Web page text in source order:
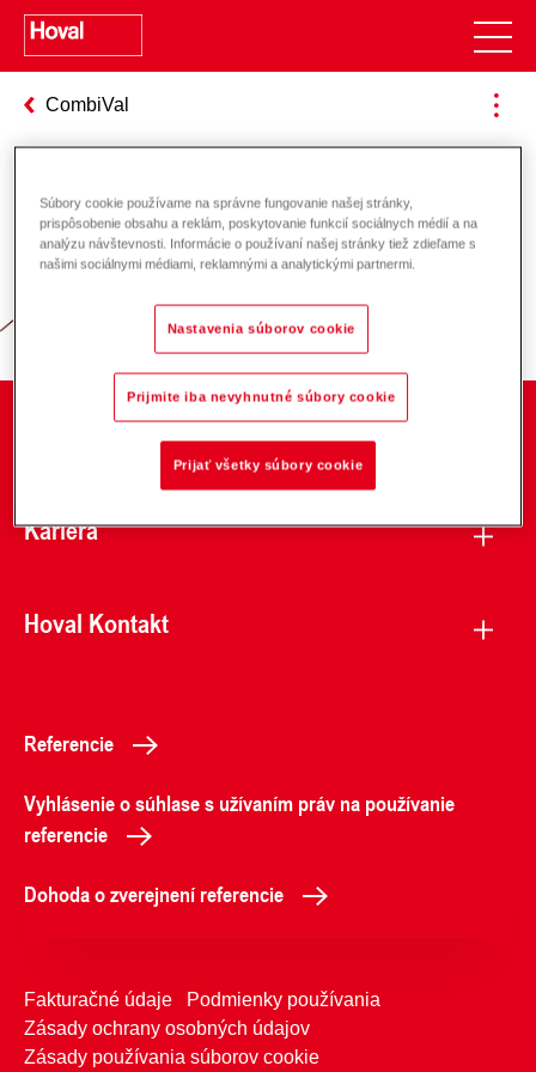
CombiVal
Zodpovednosť za energiu a životné
prostredie
O spoločnosti
Kariéra
Hoval Kontakt
Referencie
Vyhlásenie o súhlase s užívaním práv na používanie
referencie
Dohoda o zverejnení referencie
Fakturačné údaje
Podmienky používania
Zásady ochrany osobných údajov
Zásady používania súborov cookie
Súbory cookie používame na správne fungovanie našej stránky,
prispôsobenie obsahu a reklám, poskytovanie funkcií sociálnych médií a na
analýzu návštevnosti. Informácie o používaní našej stránky tiež zdieľame s
našimi sociálnymi médiami, reklamnými a analytickými partnermi.
Nastavenia súborov cookie
Prijmite iba nevyhnutné súbory cookie
Prijať všetky súbory cookie